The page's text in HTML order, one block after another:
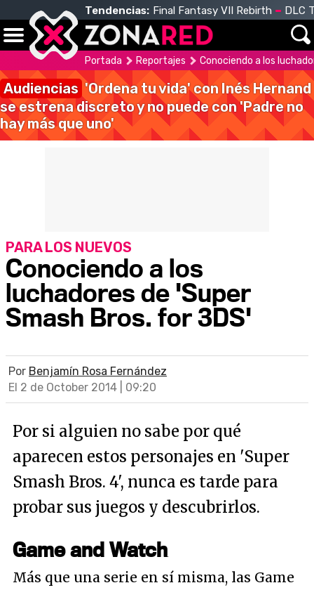
Tendencias: Final Fantasy VII Rebirth DLC
Portada Reportajes Conociendo a los
Audiencias 'Ordena tu vida' con Inés Hernand
se estrena discreto y no puede con 'Padre no
hay más que uno'
Conociendo a los
luchadores de 'Super
Smash Bros. for 3DS'
PARA LOS NUEVOS
Por Benjamín Rosa Fernández
El 2 de October 2014 | 09:20
Por si alguien no sabe por qué
aparecen estos personajes en 'Super
Smash Bros. 4', nunca es tarde para
probar sus juegos y descubrirlos.
Game and Watch
Más que una serie en sí misma, las Game